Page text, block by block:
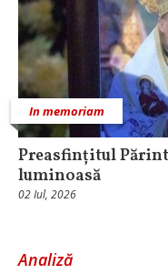
In memoriam
Preasfințitul
luminoasă
02 Iul, 2026
Analiză